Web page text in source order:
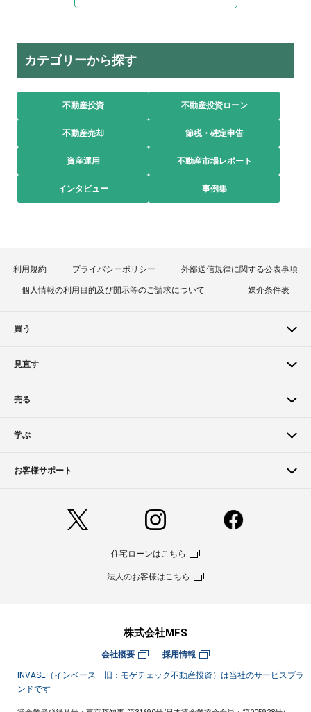
カテゴリーから探す
不動産投資 不動産投資ローン
不動産売却 節税・確定申告
資産運用 不動産市場レポート
インタビュー 事例集
利用規約 プライバシーポリシー 外部送信規律に関する公表事項
個人情報の利用目的及び開示等のご請求について 媒介条件表
買う
見直す
売る
学ぶ
お客様サポート
住宅ローンはこちら
法人のお客様はこちら
株式会社MFS
会社概要 採用情報
INVASE（インベース 旧：モゲチェック不動産投資）は当社のサービスブラ
ンドです